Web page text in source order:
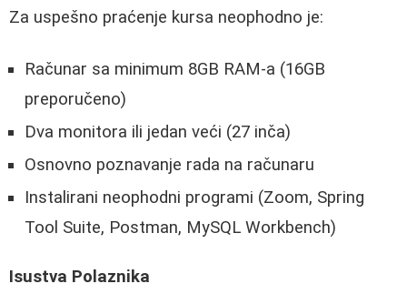
Za uspešno praćenje kursa neophodno je:
Računar sa minimum 8GB RAM-a (16GB
preporučeno)
Dva monitora ili jedan veći (27 inča)
Osnovno poznavanje rada na računaru
Instalirani neophodni programi (Zoom, Spring
Tool Suite, Postman, MySQL Workbench)
Isustva Polaznika